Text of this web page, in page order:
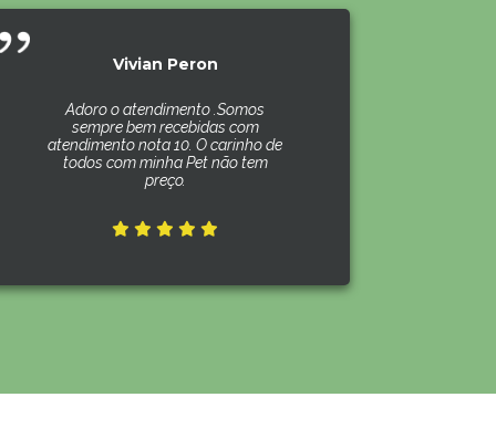
Vivian Peron
Adoro o atendimento .Somos
sempre bem recebidas com
atendimento nota 10. O carinho de
todos com minha Pet não tem
preço.